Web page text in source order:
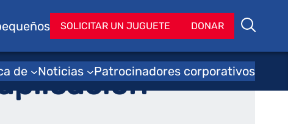
SOLICITAR UN JUGUETE DONAR
Buscar
de Noticias Patrocinadores corporativos